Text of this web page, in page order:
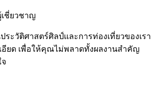
ชี่ยวชาญ
ะวัติศาสตร์ศิลป์และการท่องเที่ยวของเรา
อียด เพื่อให้คุณไม่พลาดทั้งผลงานสำคัญ